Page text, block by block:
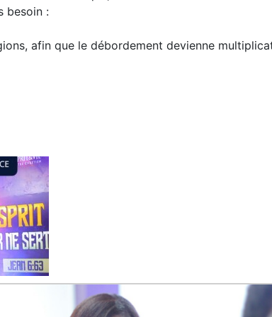
besoin :
afin que le débordement devienne